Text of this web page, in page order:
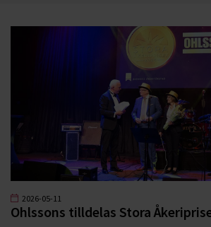
2026-05-11
Ohlssons tilldelas Stora